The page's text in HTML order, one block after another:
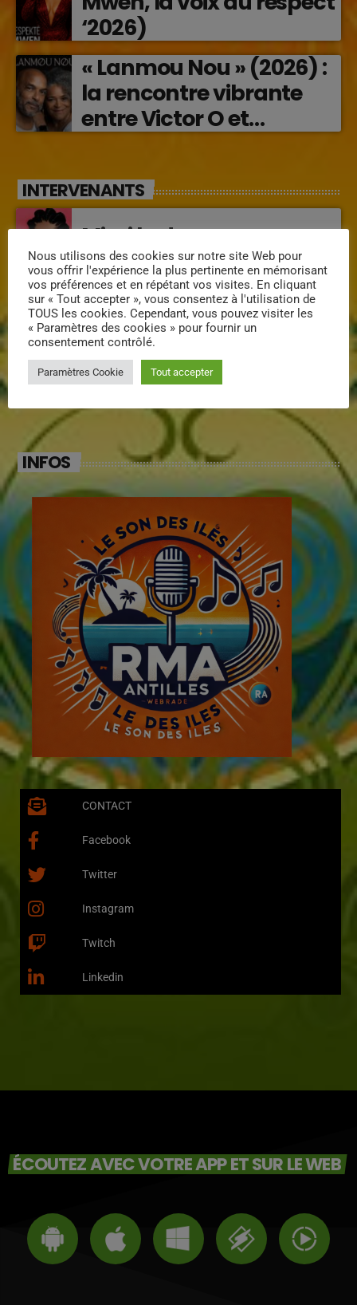
‘2026)
« Lanmou Nou » (2026) :
la rencontre vibrante
entre Victor O et
INTERVENANTS
Mimi la douce
Klarys
DJ Wildfried
INFOS
CONTACT
Facebook
Twitter
Instagram
Twitch
Linkedin
ÉCOUTEZ AVEC VOTRE APP ET SUR LE WEB
Nous utilisons des cookies sur notre site Web pour
vous offrir l'expérience la plus pertinente en mémorisant
vos préférences et en répétant vos visites. En cliquant
sur « Tout accepter », vous consentez à l'utilisation de
TOUS les cookies. Cependant, vous pouvez visiter les
« Paramètres des cookies » pour fournir un
consentement contrôlé.
Paramètres Cookie Tout accepter